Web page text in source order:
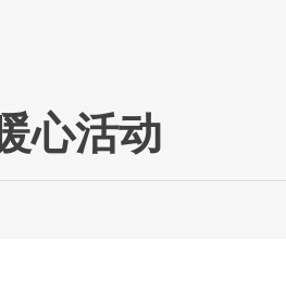
心活动